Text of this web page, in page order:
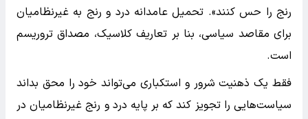
رنج را حس کنند». تحمیل عامدانه درد و رنج به غیرنظامیان
برای مقاصد سیاسی، بنا بر تعاریف کلاسیک، مصداق تروریسم
است.
فقط یک ذهنیت شرور و استکباری می‌تواند خود را محق بداند
سیاست‌هایی را تجویز کند که بر پایه درد و رنج غیرنظامیان در